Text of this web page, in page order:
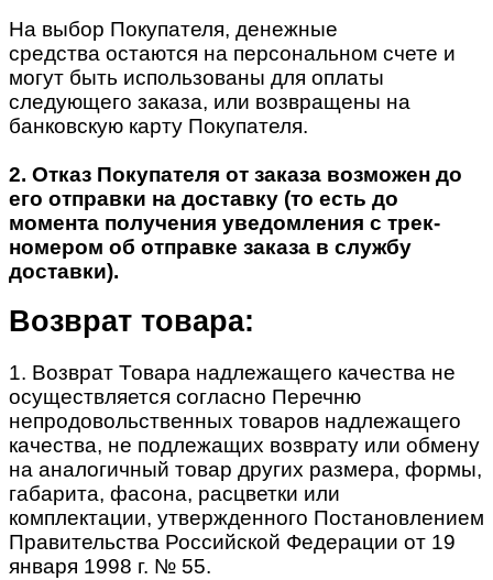
На выбор Покупателя, денежные
средства остаются на персональном счете и
могут быть использованы для оплаты
следующего заказа, или возвращены на
банковскую карту Покупателя.
2. Отказ Покупателя от заказа возможен до
его отправки на доставку (то есть до
момента получения уведомления с трек-
номером об отправке заказа в службу
доставки).
Возврат товара:
1. Возврат Товара надлежащего качества не
осуществляется согласно Перечню
непродовольственных товаров надлежащего
качества, не подлежащих возврату или обмену
на аналогичный товар других размера, формы,
габарита, фасона, расцветки или
комплектации, утвержденного Постановлением
Правительства Российской Федерации от 19
января 1998 г. № 55.